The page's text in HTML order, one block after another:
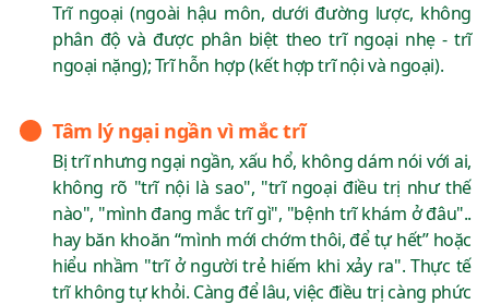
Trĩ ngoại (ngoài hậu môn, dưới đường lược, không
phân độ và được phân biệt theo trĩ ngoại nhẹ - trĩ
ngoại nặng); Trĩ hỗn hợp (kết hợp trĩ nội và ngoại).
Tâm lý ngại ngần vì mắc trĩ
Bị trĩ nhưng ngại ngần, xấu hổ, không dám nói với ai,
không rõ "trĩ nội là sao", "trĩ ngoại điều trị như thế
nào", "mình đang mắc trĩ gì", "bệnh trĩ khám ở đâu"..
hay băn khoăn “mình mới chớm thôi, để tự hết” hoặc
hiểu nhầm "trĩ ở người trẻ hiếm khi xảy ra". Thực tế
trĩ không tự khỏi. Càng để lâu, việc điều trị càng phức